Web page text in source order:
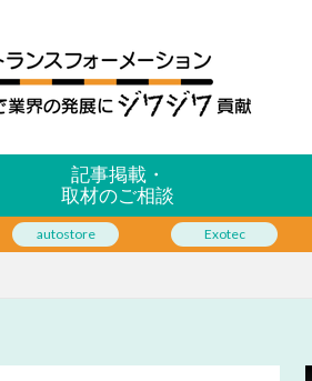
記事掲載・
取材のご相談
autostore Exotec